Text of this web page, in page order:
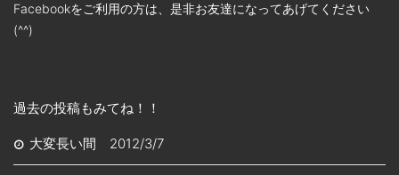
Facebookをご利用の方は、是非お友達になってあげてください
(^^)
過去の投稿もみてね！！
大変長い間 2012/3/7